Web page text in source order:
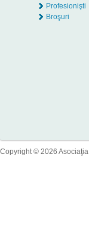
Profesionişti
Broşuri
Copyright © 2026